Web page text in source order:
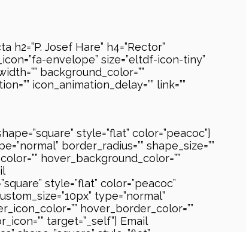
Josef Hare” h4=”Rector”
envelope” size=”eltdf-icon-tiny”
background_color=””
icon_animation_delay=”” link=””
style=”flat” color=”peacoc”]
border_radius=”” shape_size=””
hover_background_color=””
style=”flat” color=”peacoc”
type=”normal”
hover_border_color=””
target=”_self”] Email